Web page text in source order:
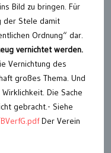
Bild zu bringen. Für
der Stele damit
Ordnung“ dar.
vernichtet werden.
Vernichtung des
großes Thema. Und
Die Sache
gebracht.- Siehe
Der Verein